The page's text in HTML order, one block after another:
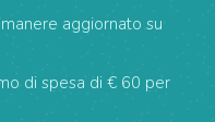
aggiornato su
di spesa di € 60 per